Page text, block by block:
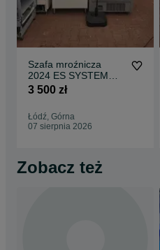
Szafa mroźnicza
2024 ES SYSTEM
LOCUS 1D
DOSTAWA
3 500 zł
Łódź, Górna
07 sierpnia 2026
Zobacz też